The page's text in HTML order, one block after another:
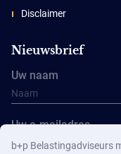
Disclaimer
Nieuwsbrief
Uw naam
Uw e-mailadres
b+p Belastingadviseurs